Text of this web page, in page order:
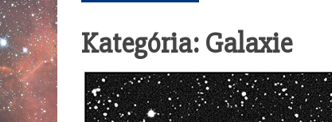
Kategória: Galaxie